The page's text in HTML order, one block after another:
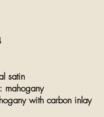
satin
mahogany
with carbon inlay